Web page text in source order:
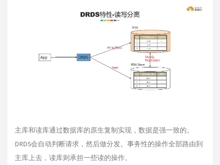
主库和读库通过数据库的原生复制实现，数据是强一致的。
DRDS会自动判断请求，然后做分发。事务性的操作全部路由到
主库上去，读库则承担一些读的操作。